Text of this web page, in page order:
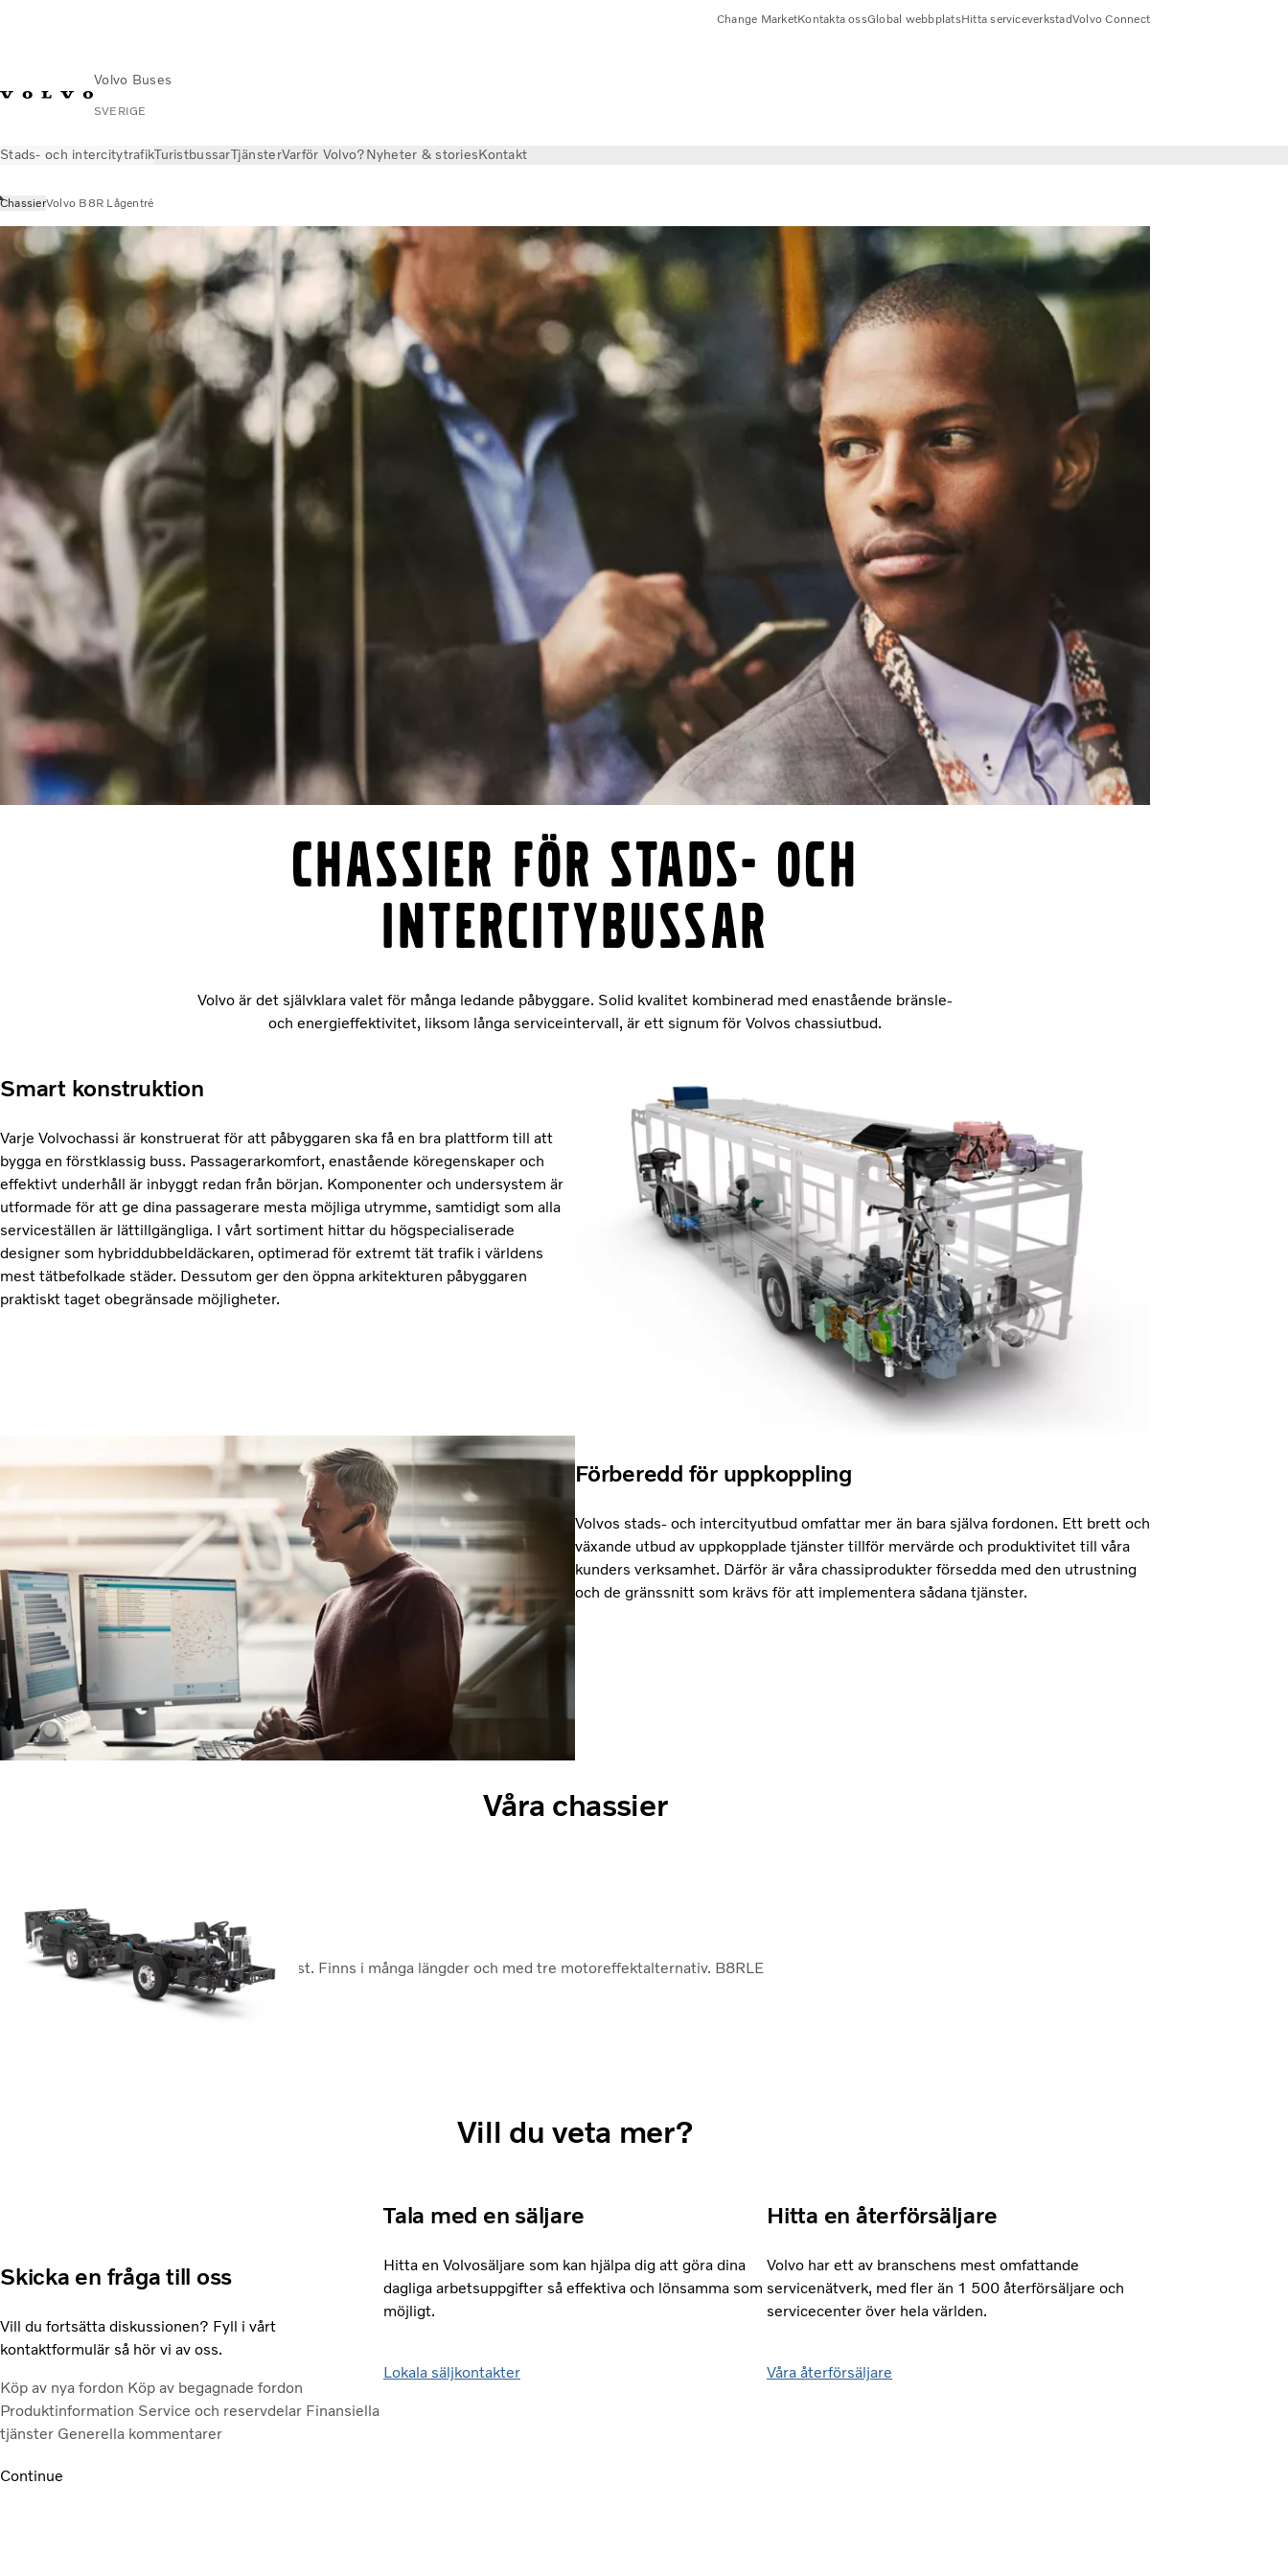
Volvo Buses
SVERIGE
Change MarketKontakta ossGlobal webbplatsHitta serviceverkstadVolvo Connect
Stads- och intercitytrafikTuristbussarTjänsterVarför Volvo?Nyheter & storiesKontakt
ChassierVolvo B8R Lågentré
Chassier för stads- och
intercitybussar
Volvo är det självklara valet för många ledande påbyggare. Solid kvalitet kombinerad med enastående bränsle-
och energieffektivitet, liksom långa serviceintervall, är ett signum för Volvos chassiutbud.
Smart konstruktion
Varje Volvochassi är konstruerat för att påbyggaren ska få en bra plattform till att
bygga en förstklassig buss. Passagerarkomfort, enastående köregenskaper och
effektivt underhåll är inbyggt redan från början. Komponenter och undersystem är
utformade för att ge dina passagerare mesta möjliga utrymme, samtidigt som alla
serviceställen är lättillgängliga. I vårt sortiment hittar du högspecialiserade
designer som hybriddubbeldäckaren, optimerad för extremt tät trafik i världens
mest tätbefolkade städer. Dessutom ger den öppna arkitekturen påbyggaren
praktiskt taget obegränsade möjligheter.
Förberedd för uppkoppling
Volvos stads- och intercityutbud omfattar mer än bara själva fordonen. Ett brett och
växande utbud av uppkopplade tjänster tillför mervärde och produktivitet till våra
kunders verksamhet. Därför är våra chassiprodukter försedda med den utrustning
och de gränssnitt som krävs för att implementera sådana tjänster.
Våra chassier
Volvo B8R Lågentré
Din outtröttliga och mångsidiga arbetshäst. Finns i många längder och med tre motoreffektalternativ. B8RLE
förvandlas enkelt till din perfekta buss.
Vill du veta mer?
Skicka en fråga till oss
Vill du fortsätta diskussionen? Fyll i vårt
kontaktformulär så hör vi av oss.
Köp av nya fordon Köp av begagnade fordon
Produktinformation Service och reservdelar Finansiella
tjänster Generella kommentarer
Continue
Tala med en säljare
Hitta en Volvosäljare som kan hjälpa dig att göra dina
dagliga arbetsuppgifter så effektiva och lönsamma som
möjligt.
Lokala säljkontakter
Hitta en återförsäljare
Volvo har ett av branschens mest omfattande
servicenätverk, med fler än 1 500 återförsäljare och
servicecenter över hela världen.
Våra återförsäljare